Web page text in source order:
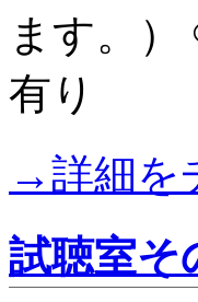
ます。
有り
→詳細を
試聴室そ